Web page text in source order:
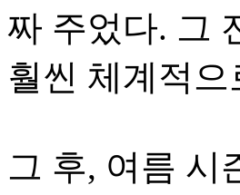
짜 주었다. 그
훨씬 체계적
그 후, 여름 시